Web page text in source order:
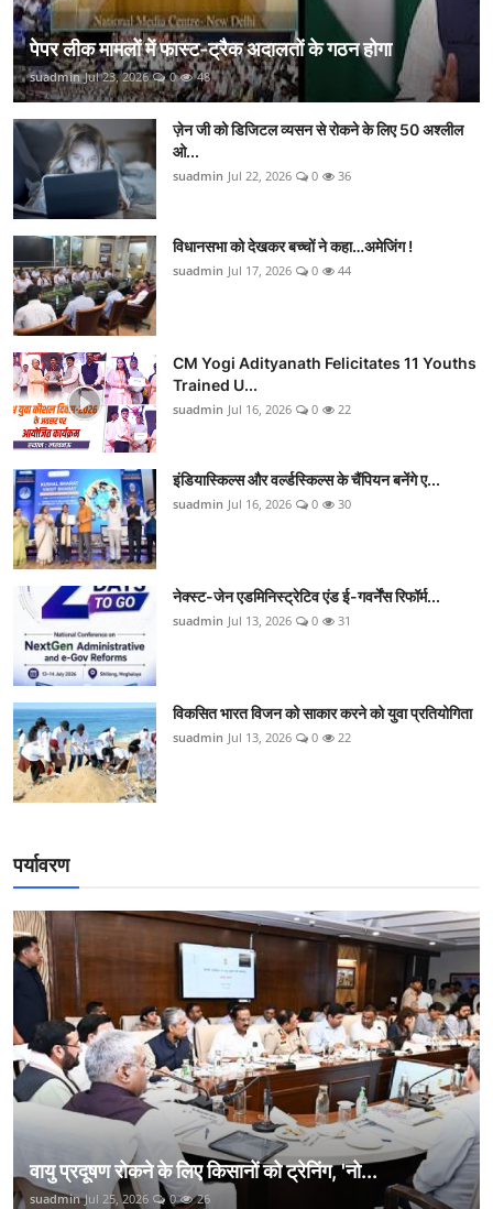
पेपर लीक मामलों में फास्ट-ट्रैक अदालतों के गठन होगा
suadmin Jul 23, 2026 0 48
ज़ेन जी को डिजिटल व्यसन से रोकने के लिए 50 अश्लील
ओ...
suadmin Jul 22, 2026 0 36
विधानसभा को देखकर बच्चों ने कहा…अमेजिंग !
suadmin Jul 17, 2026 0 44
CM Yogi Adityanath Felicitates 11 Youths
Trained U...
suadmin Jul 16, 2026 0 22
इंडियास्किल्स और वर्ल्डस्किल्स के चैंपियन बनेंगे ए...
suadmin Jul 16, 2026 0 30
नेक्स्ट-जेन एडमिनिस्ट्रेटिव एंड ई-गवर्नेंस रिफॉर्म...
suadmin Jul 13, 2026 0 31
विकसित भारत विजन को साकार करने को युवा प्रतियोगिता
suadmin Jul 13, 2026 0 22
पर्यावरण
वायु प्रदूषण रोकने के लिए किसानों को ट्रेनिंग, 'नो...
suadmin Jul 25, 2026 0 26